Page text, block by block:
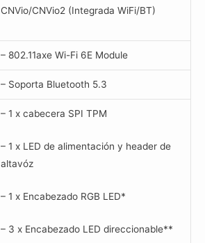
CNVio/CNVio2 (Integrada WiFi/BT)
– 802.11axe Wi-Fi 6E Module
– Soporta Bluetooth 5.3
– 1 x cabecera SPI TPM
– 1 x LED de alimentación y header de
altavóz
– 1 x Encabezado RGB LED*
– 3 x Encabezado LED direccionable**